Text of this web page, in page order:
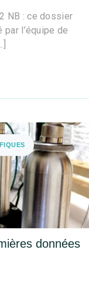
NB : ce dossier
l’équipe de
données